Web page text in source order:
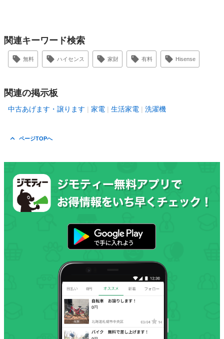
関連キーワード検索
無料 ハイセンス 家財 有料 Hisense
関連の掲示板
中古あげます・譲ります 家電 生活家電 洗濯機
ページTOPへ